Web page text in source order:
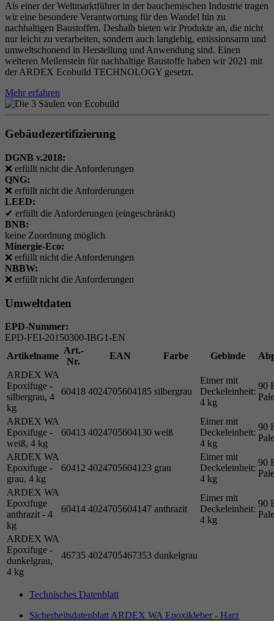
Als einer der Weltmarktführer in der bauchemischen Industrie tragen
wir eine besondere Verantwortung für den Wandel hin zu
nachhaltigen Baustoffen. Deshalb bieten wir Produkte an, die nicht
nur leicht zu verarbeiten, sondern auch langlebig, emissionsarm und
umweltschonend in Herstellung und Anwendung sind. Einen
weiteren Meilenstein für nachhaltige Baustoffe haben wir 2021 mit
der ARDEX Ecobuild TECHNOLOGY gesetzt.
Mehr erfahren
Gebäudezertifizierung
DGNB v.2018:
❌ erfüllt nicht die Anforderungen
QNG:
❌ erfüllt nicht die Anforderungen
LEED:
✔ erfüllt die Anforderungen (eingeschränkt)
BNB:
keine Zuordnung möglich
Minergie-Eco:
❌ erfüllt nicht die Anforderungen
NBBW:
❌ erfüllt nicht die Anforderungen
Umweltdaten
EPD-Nummer:
EPD-FEI-20150300-IBG1-EN
Artikelname
Art.-
Nr.
EAN Farbe Gebinde
ARDEX WA
Epoxifuge -
silbergrau, 4
kg
60418 4024705604185 silbergrau
Eimer mit
Deckeleinheit:
4 kg
90
ARDEX WA
Epoxifuge -
weiß, 4 kg
60413 4024705604130 weiß
Eimer mit
Deckeleinheit:
4 kg
90
ARDEX WA
Epoxifuge -
grau, 4 kg
60412 4024705604123 grau
Eimer mit
Deckeleinheit:
4 kg
90
ARDEX WA
Epoxifuge
anthrazit - 4
kg
60414 4024705604147 anthrazit
Eimer mit
Deckeleinheit:
4 kg
90
ARDEX WA
Epoxifuge -
dunkelgrau,
4 kg
46735 4024705467353 dunkelgrau
Technisches Datenblatt
Sicherheitsdatenblatt ARDEX WA Epoxikleber - Harz